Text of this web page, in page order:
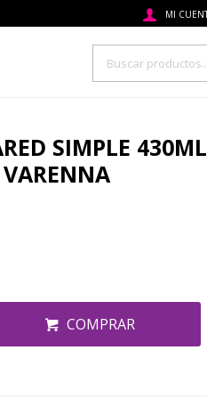
SIMPLE 430ML
COMPRAR